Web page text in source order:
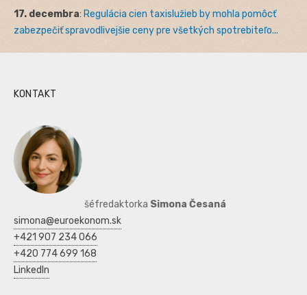
17. decembra: Regulácia cien taxislužieb by mohla pomôcť
zabezpečiť spravodlivejšie ceny pre všetkých spotrebiteľo...
KONTAKT
šéfredaktorka Simona Česaná
simona@euroekonom.sk
+421 907 234 066
+420 774 699 168
LinkedIn